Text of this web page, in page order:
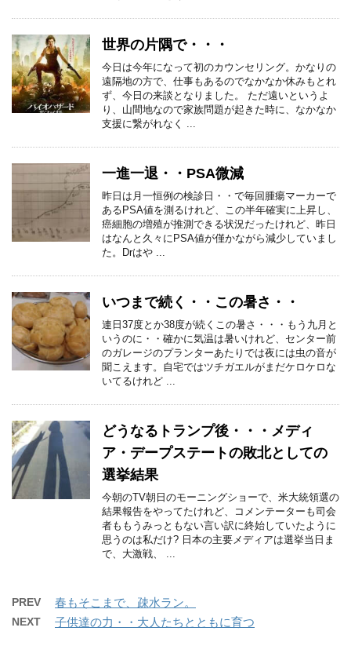
世界の片隅で・・・
今日は今年になって初のカウンセリング。かなりの
遠隔地の方で、仕事もあるのでなかなか休みもとれ
ず、今日の来談となりました。 ただ遠いというよ
り、山間地なので家族問題が起きた時に、なかなか
支援に繋がれなく ...
一進一退・・PSA微減
昨日は月一恒例の検診日・・で毎回腫瘍マーカーで
あるPSA値を測るけれど、この半年確実に上昇し、
癌細胞の増殖が推測できる状況だったけれど、昨日
はなんと久々にPSA値が僅かながら減少していまし
た。Drはや ...
いつまで続く・・この暑さ・・
連日37度とか38度が続くこの暑さ・・・もう九月と
いうのに・・確かに気温は暑いけれど、センター前
のガレージのプランターあたりでは夜には虫の音が
聞こえます。自宅ではツチガエルがまだケロケロな
いてるけれど ...
どうなるトランプ後・・・メディ
ア・デープステートの敗北としての
選挙結果
今朝のTV朝日のモーニングショーで、米大統領選の
結果報告をやってたけれど、コメンテーターも司会
者ももうみっともない言い訳に終始していたように
思うのは私だけ? 日本の主要メディアは選挙当日ま
で、大激戦、 ...
PREV 春もそこまで、疎水ラン。
NEXT 子供達の力・・大人たちとともに育つ